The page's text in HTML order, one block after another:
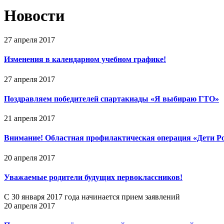
Новости
27 апреля 2017
Изменения в календарном учебном графике!
27 апреля 2017
Поздравляем победителей спартакиады «Я выбираю ГТО»
21 апреля 2017
Внимание! Областная профилактическая операция «Дети
20 апреля 2017
Уважаемые родители будущих первоклассников!
С 30 января 2017 года начинается прием заявлений
20 апреля 2017